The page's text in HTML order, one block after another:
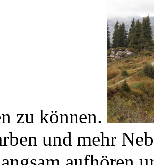
zu können.
und mehr